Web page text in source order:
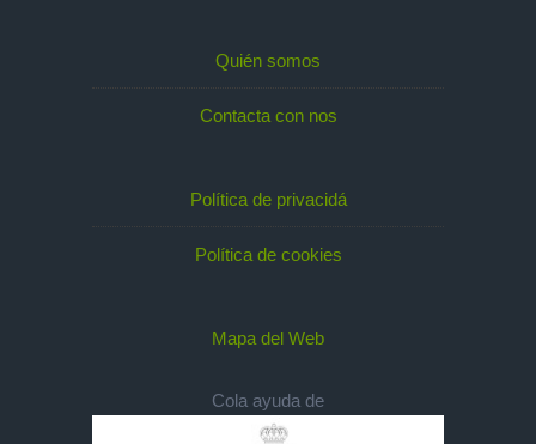
Quién somos
Contacta con nos
Política de privacidá
Política de cookies
Mapa del Web
Cola ayuda de